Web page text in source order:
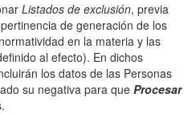
Listados de exclusión, previa
de generación de los
en la materia y las
al efecto). En dichos
los datos de las Personas
su negativa para que Procesar